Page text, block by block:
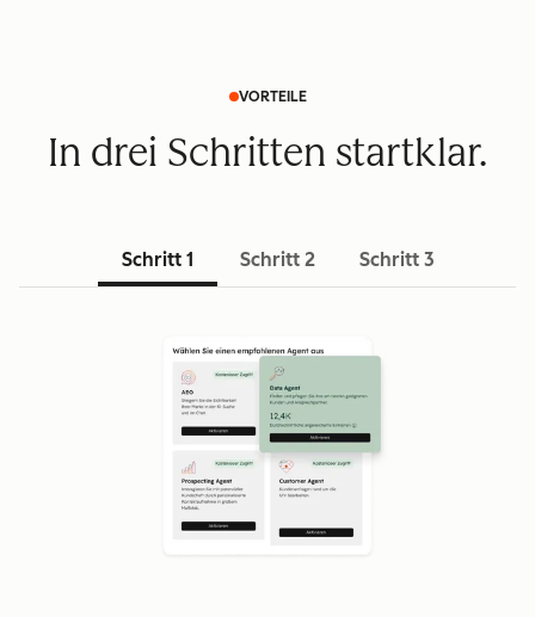
VORTEILE
In drei Schritten startklar.
Schritt 1 Schritt 2 Schritt 3